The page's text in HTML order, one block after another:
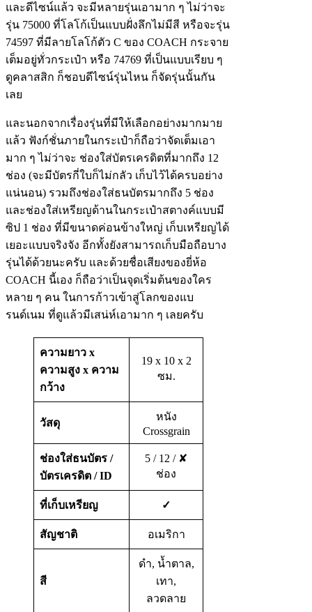
และดีไซน์แล้ว จะมีหลายรุ่นเอามาก ๆ ไม่ว่าจะ
รุ่น 75000 ที่โลโก้เป็นแบบฝั่งลึกไม่มีสี หรือจะรุ่น
74597 ที่มีลายโลโก้ตัว C ของ COACH กระจาย
เต็มอยู่ทั่วกระเป๋า หรือ 74769 ที่เป็นแบบเรียบ ๆ
ดูคลาสสิก ก็ชอบดีไซน์รุ่นไหน ก็จัดรุ่นนั้นกัน
เลย
และนอกจากเรื่องรุ่นที่มีให้เลือกอย่างมากมาย
แล้ว ฟังก์ชั่นภายในกระเป๋าก็ถือว่าจัดเต็มเอา
มาก ๆ ไม่ว่าจะ ช่องใส่บัตรเครดิตที่มากถึง 12
ช่อง (จะมีบัตรกี่ใบก็ไม่กลัว เก็บไว้ได้ครบอย่าง
แน่นอน) รวมถึงช่องใส่ธนบัตรมากถึง 5 ช่อง
และช่องใส่เหรียญด้านในกระเป๋าสตางค์แบบมี
ซิป 1 ช่อง ที่มีขนาดค่อนข้างใหญ่ เก็บเหรียญได้
เยอะแบบจริงจัง อีกทั้งยังสามารถเก็บมือถือบาง
รุ่นได้ด้วยนะครับ และด้วยชื่อเสียงของยี่ห้อ
COACH นี้เอง ก็ถือว่าเป็นจุดเริ่มต้นของใคร
หลาย ๆ คน ในการก้าวเข้าสู่โลกของแบ
รนด์เนม ที่ดูแล้วมีเสน่ห์เอามาก ๆ เลยครับ
ความยาว x
ความสูง x ความ
กว้าง
19 x 10 x 2
ซม.
วัสดุ
หนัง
Crossgrain
ช่องใส่ธนบัตร /
บัตรเครดิต /ID
5 / 12 / ✘
ช่อง
ที่เก็บเหรียญ ✓
สัญชาติ อเมริกา
สี
ดำ, น้ำตาล,
เทา,
ลวดลาย